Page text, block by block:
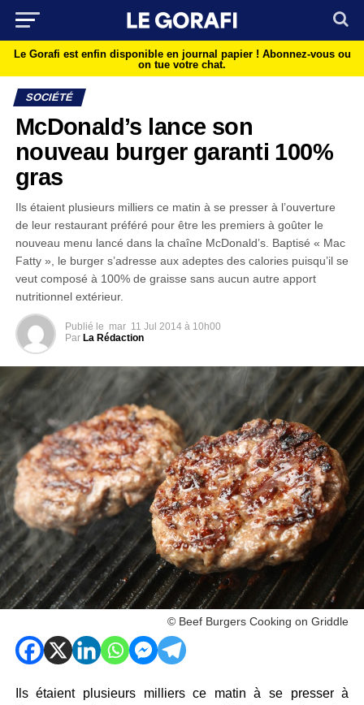
Le Gorafi est enfin disponible en journal papier ! Abonnez-vous ou
on tue votre chat.
SOCIÉTÉ
McDonald’s lance son
nouveau burger garanti 100%
gras
Ils étaient plusieurs milliers ce matin à se presser à l’ouverture
de leur restaurant préféré pour être les premiers à goûter le
nouveau menu lancé dans la chaîne McDonald’s. Baptisé « Mac
Fatty », le burger s’adresse aux adeptes des calories puisqu’il se
veut composé à 100% de graisse sans aucun autre apport
nutritionnel extérieur.
Publié le mar 11 Jul 2014 à 10h00
Par La Rédaction
© Beef Burgers Cooking on Griddle
Ils étaient plusieurs milliers ce matin à se presser à